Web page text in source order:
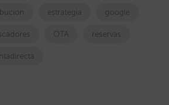
estrategia google
OTA reservas